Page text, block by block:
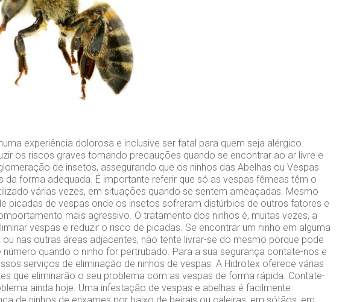
experiência dolorosa e inclusive ser fatal para quem seja alérgico.
os riscos graves tomando precauções quando se encontrar ao ar livre e
de insetos, assegurando que os ninhos das Abelhas ou Vespas
da forma adequada. É importante referir que só as vespas fêmeas têm o
várias vezes, em situações quando se sentem ameaçadas. Mesmo
picadas de vespas onde os insetos sofreram distúrbios de outros fatores e
mais agressivo. O tratamento dos ninhos é, muitas vezes, a
vespas e reduzir o risco de picadas. Se encontrar um ninho em alguma
nas outras áreas adjacentes, não tente livrar-se do mesmo porque pode
quando o ninho for pertrubado. Para a sua segurança contate-nos e
serviços de eliminação de ninhos de vespas. A Hidrotex oferece várias
que eliminarão o seu problema com as vespas de forma rápida. Contate-
ainda hoje. Uma infestação de vespas e abelhas é facilmente
de ninhos de enxames por baixo de beirais ou caleiras, em sótãos, em